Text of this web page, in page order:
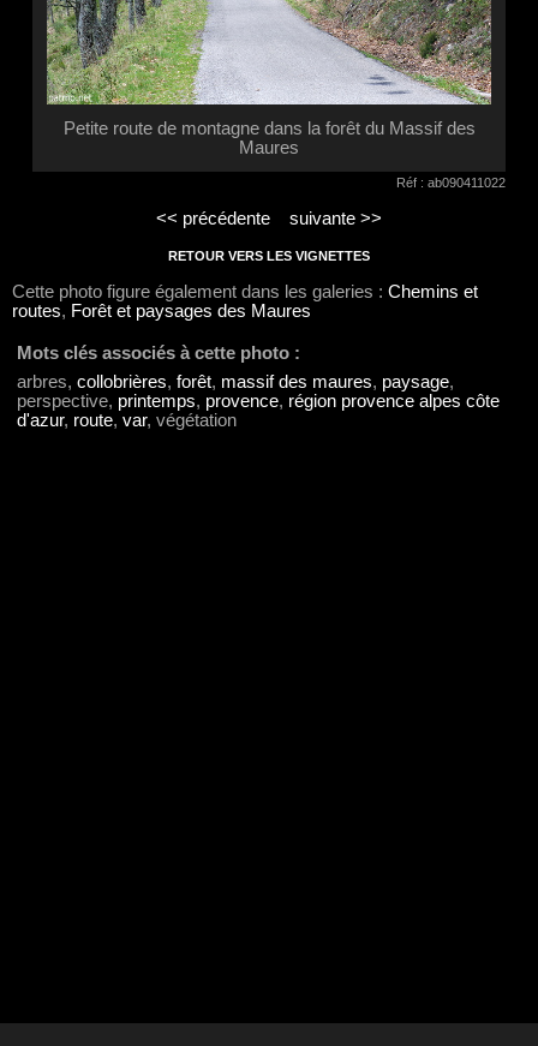
Petite route de montagne dans la forêt du Massif des
Maures
Réf : ab090411022
<< précédente suivante >>
RETOUR VERS LES VIGNETTES
Cette photo figure également dans les galeries : Chemins et
routes, Forêt et paysages des Maures
Mots clés associés à cette photo :
arbres, collobrières, forêt, massif des maures, paysage,
perspective, printemps, provence, région provence alpes côte
d'azur, route, var, végétation